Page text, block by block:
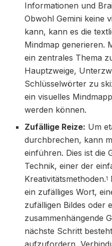
Informationen und
Obwohl Gemini keine
kann, kann es die
Mindmap generieren.
ein zentrales Thema
Hauptzweige,
Schlüsselwörter zu
ein visuelles
werden können.
Zufällige Reize: Um
durchbrechen, kann
einführen. Dies ist die
Technik, einer der
Kreativitätsmethoden.1
ein zufälliges Wort,
zufälligen Bildes oder
zusammenhängende
nächste Schritt